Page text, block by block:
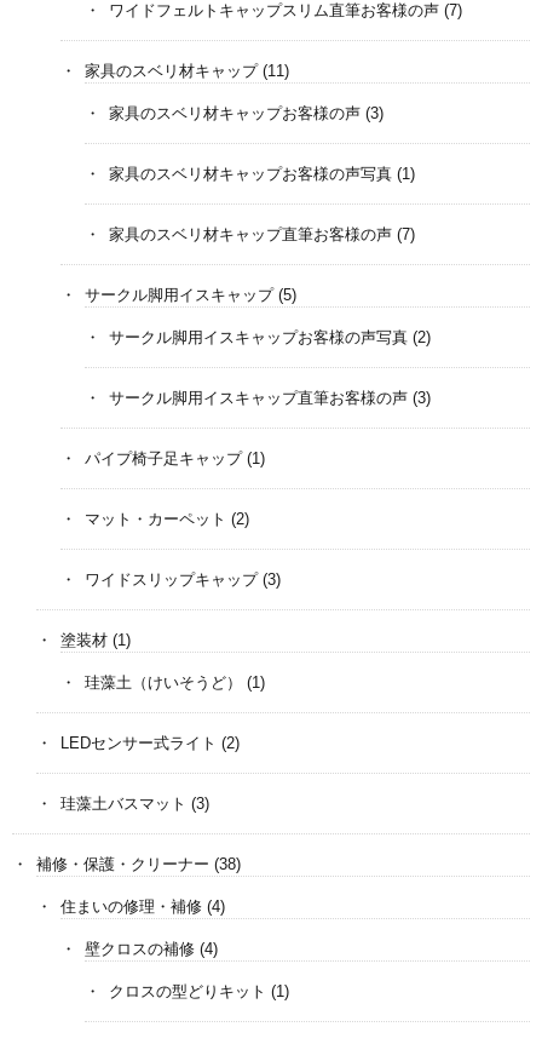
ワイドフェルトキャップスリム直筆お客様の声 (7)
家具のスベリ材キャップ(11)
家具のスベリ材キャップお客様の声 (3)
家具のスベリ材キャップお客様の声写真 (1)
家具のスベリ材キャップ直筆お客様の声 (7)
サークル脚用イスキャップ(5)
サークル脚用イスキャップお客様の声写真 (2)
サークル脚用イスキャップ直筆お客様の声 (3)
パイプ椅子足キャップ(1)
マット・カーペット (2)
ワイドスリップキャップ(3)
塗装材 (1)
珪藻土（けいそうど） (1)
LEDセンサー式ライト (2)
珪藻土バスマット (3)
補修・保護・クリーナー (38)
住まいの修理・補修 (4)
壁クロスの補修 (4)
クロスの型どりキット (1)